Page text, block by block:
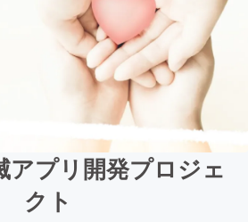
アプリ開発プロジェ
クト